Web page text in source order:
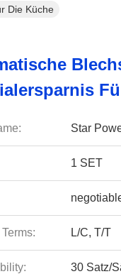
Die Küche
Star
1 SET
L/C, T/T
30 Satz/